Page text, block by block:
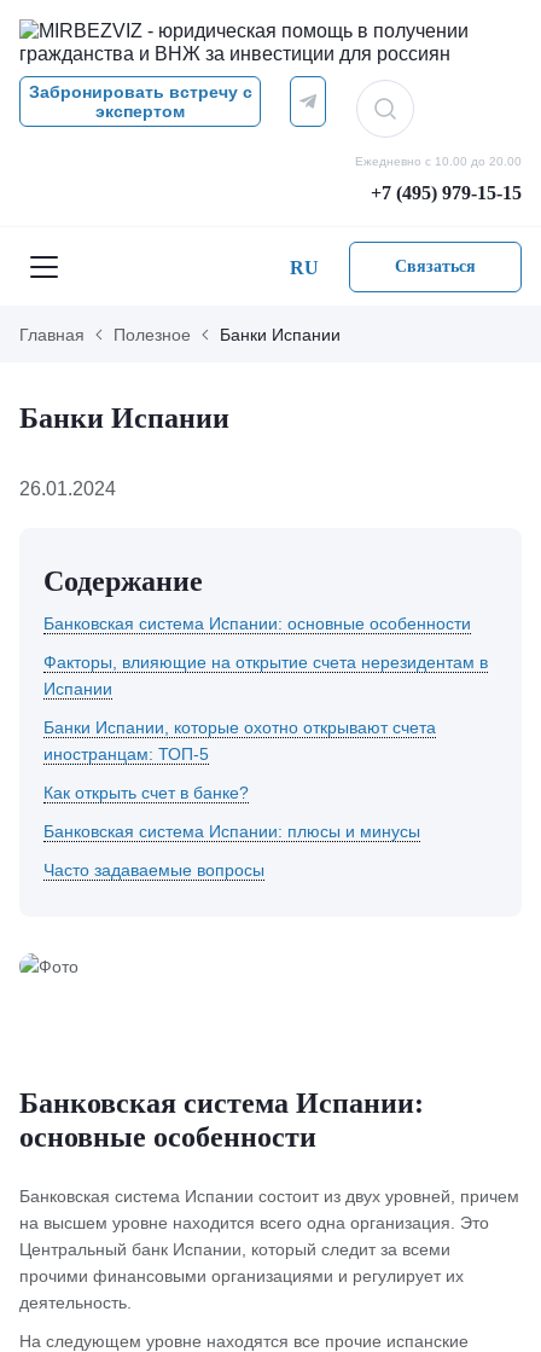
Забронировать встречу с
экспертом
Ежедневно с 10.00 до 20.00
+7 (495) 979-15-15
RU Связаться
Главная Полезное Банки Испании
Банки Испании
26.01.2024
Содержание
Банковская система Испании: основные особенности
Факторы, влияющие на открытие счета нерезидентам в
Испании
Банки Испании, которые охотно открывают счета
иностранцам: ТОП-5
Как открыть счет в банке?
Банковская система Испании: плюсы и минусы
Часто задаваемые вопросы
Банковская система Испании:
основные особенности
Банковская система Испании состоит из двух уровней, причем
на высшем уровне находится всего одна организация. Это
Центральный банк Испании, который следит за всеми
прочими финансовыми организациями и регулирует их
деятельность.
На следующем уровне находятся все прочие испанские